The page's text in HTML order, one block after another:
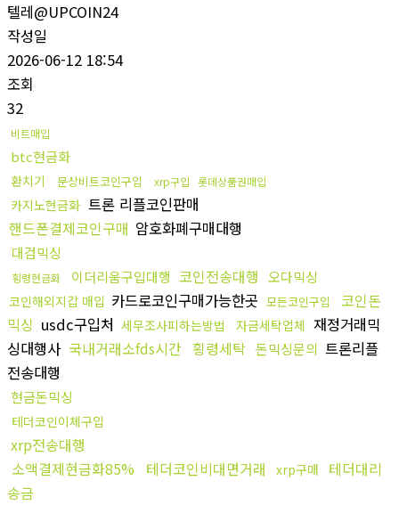
텔레@UPCOIN24
작성일
2026-06-12 18:54
조회
32
비트매입
btc현금화
환치기 문상비트코인구입 xrp구입 롯데상품권매입
카지노현금화 트론 리플코인판매
핸드폰결제코인구매 암호화폐구매대행
대검믹싱
횡령현금화 이더리움구입대행 코인전송대행 오다믹싱
코인해외지갑 매입 카드로코인구매가능한곳 모든코인구입
코인돈
믹싱 usdc구입처 세무조사피하는방법 자금세탁업체 재정거래믹
싱대행사 국내거래소fds시간 횡령세탁 돈믹싱문의 트론리플
전송대행
현금돈믹싱
테더코인이체구입
xrp전송대행
소액결제현금화85%
테더코인비대면거래 xrp구매
테더대리
송금